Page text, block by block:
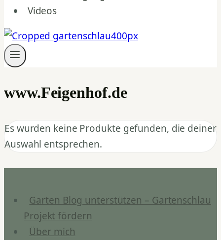
Videos
www.Feigenhof.de
Es wurden keine Produkte gefunden, die deiner
Auswahl entsprechen.
Garten Blog unterstützen – Gartenschlau
Projekt fördern
Über mich